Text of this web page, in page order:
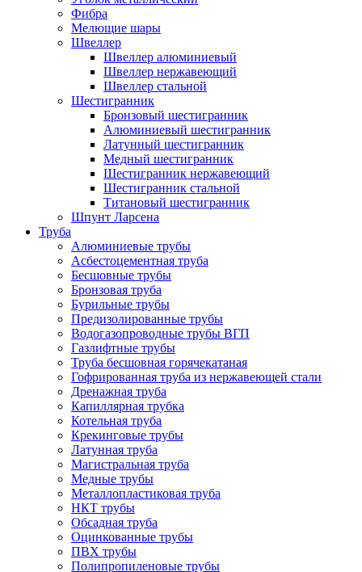
Фибра
Мелющие шары
Швеллер
Швеллер алюминиевый
Швеллер нержавеющий
Швеллер стальной
Шестигранник
Бронзовый шестигранник
Алюминиевый шестигранник
Латунный шестигранник
Медный шестигранник
Шестигранник нержавеющий
Шестигранник стальной
Титановый шестигранник
Шпунт Ларсена
Труба
Алюминиевые трубы
Асбестоцементная труба
Бесшовные трубы
Бронзовая труба
Бурильные трубы
Предизолированные трубы
Водогазопроводные трубы ВГП
Газлифтные трубы
Труба бесшовная горячекатаная
Гофрированная труба из нержавеющей стали
Дренажная труба
Капиллярная трубка
Котельная труба
Крекинговые трубы
Латунная труба
Магистральная труба
Медные трубы
Металлопластиковая труба
НКТ трубы
Обсадная труба
Оцинкованные трубы
ПВХ трубы
Полипропиленовые трубы